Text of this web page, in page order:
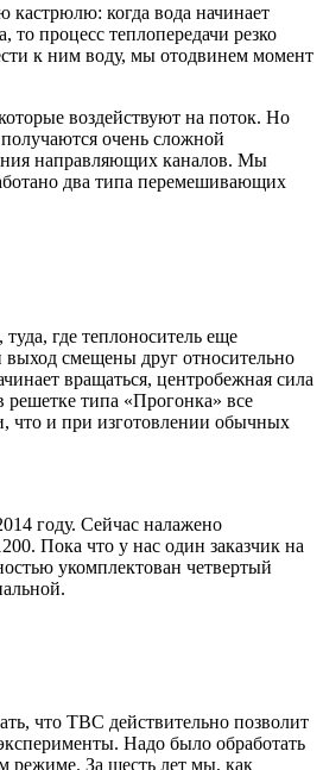
кастрюлю: когда вода начинает
то процесс теплопередачи резко
к ним воду, мы отодвинем момент
воздействуют на поток. Но
очень сложной
направляющих каналов. Мы
два типа перемешивающих
где теплоноситель еще
выход смещены друг относительно
вращаться, центробежная сила
решетке типа «Прогонка» все
что и при изготовлении обычных
году. Сейчас налажено
Пока что у нас один заказчик на
укомплектован четвертый
что ТВС действительно позволит
Надо было обработать
режиме. За шесть лет мы, как